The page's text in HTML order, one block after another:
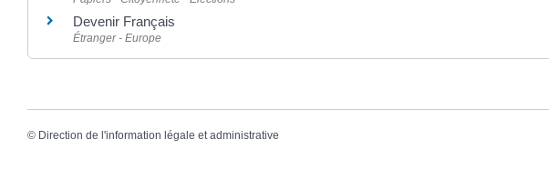
Devenir Français
Étranger - Europe
© Direction de l'information légale et administrative